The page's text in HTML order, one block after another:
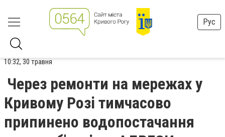
Рус
10:32, 30 травня
Через ремонти на мережах у
Кривому Розі тимчасово
припинено водопостачання